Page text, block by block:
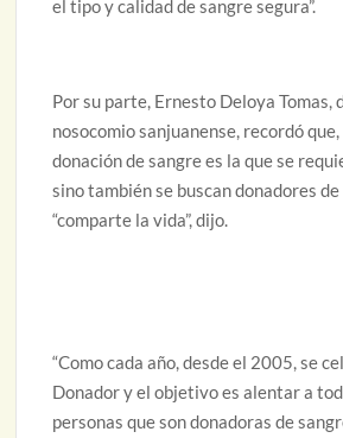
el tipo y calidad de sangre segura”.
Por su parte, Ernesto Deloya Tomas,
nosocomio sanjuanense, recordó que,
donación de sangre es la que se
sino también se buscan donadores
“comparte la vida”, dijo.
“Como cada año, desde el 2005, se
Donador y el objetivo es alentar a
personas que son donadoras de